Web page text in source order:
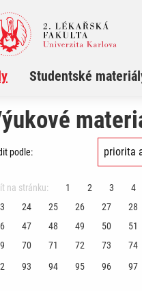
Studentské
podle:
na stránku: 1 2 3 4
24 25 26 27 28
47 48 49 50 51
70 71 72 73 74
93 94 95 96 97